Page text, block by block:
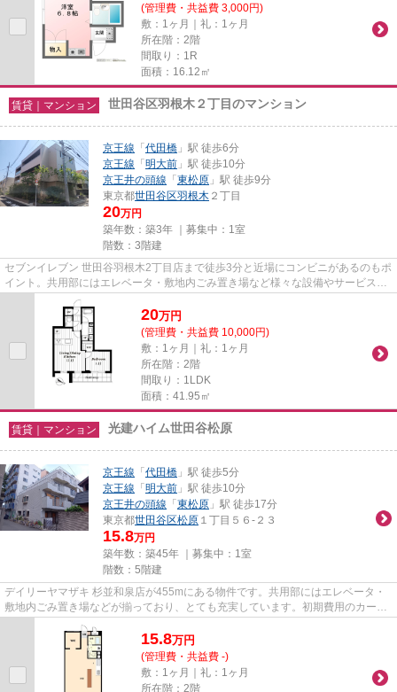
(管理費・共益費 3,000円)
敷：1ヶ月｜礼：1ヶ月
所在階：2階
間取り：1R
面積：16.12㎡
賃貸｜マンション 世田谷区羽根木２丁目のマンション
京王線 「代田橋 」駅 徒歩6分
京王線 「明大前 」駅 徒歩10分
京王井の頭線 「東松原 」駅 徒歩9分
東京都世田谷区羽根木 ２丁目
20万円
築年数：築3年 ｜募集中： 1室
階数：3階建
セブンイレブン 世田谷羽根木2丁目店まで徒歩3分と近場にコンビニがあるのもポ
イント。共用部にはエレベータ・敷地内ごみ置き場など様々な設備やサービスが
揃っているので便利です。い...
20万円
(管理費・共益費 10,000円)
敷：1ヶ月｜礼：1ヶ月
所在階：2階
間取り：1LDK
面積：41.95㎡
賃貸｜マンション 光建ハイム世田谷松原
京王線 「代田橋 」駅 徒歩5分
京王線 「明大前 」駅 徒歩10分
京王井の頭線 「東松原 」駅 徒歩17分
東京都世田谷区松原 １丁目５６-２３
15.8万円
築年数：築45年 ｜募集中： 1室
階数：5階建
デイリーヤマザキ 杉並和泉店が455mにある物件です。共用部にはエレベータ・
敷地内ごみ置き場などが揃っており、とても充実しています。初期費用のカード
決済ができます。2つの路線を...
15.8万円
(管理費・共益費 -)
敷：1ヶ月｜礼：1ヶ月
所在階：2階